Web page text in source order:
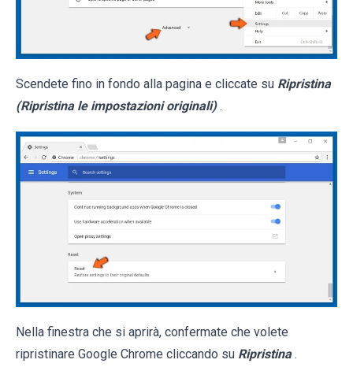
Scendete fino in fondo alla pagina e cliccate su Ripristina
(Ripristina le impostazioni originali) .
Nella finestra che si aprirà, confermate che volete
ripristinare Google Chrome cliccando su Ripristina .